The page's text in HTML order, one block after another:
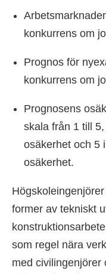
konkurrens om
Prognos för
konkurrens om
Prognosens
skala från 1 till
osäkerhet och 5
osäkerhet.
former av tekniskt
som regel nära
med civilingenjörer